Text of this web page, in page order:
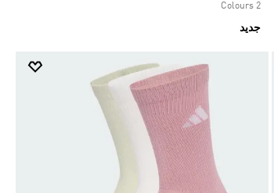
2 Colours
جديد